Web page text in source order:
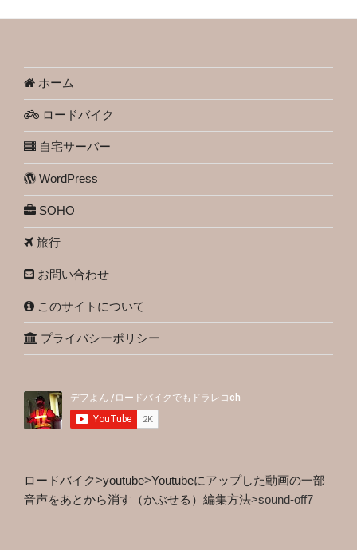
ホーム
ロードバイク
自宅サーバー
WordPress
SOHO
旅行
お問い合わせ
このサイトについて
プライバシーポリシー
ロードバイク>youtube>Youtubeにアップした動画の一部
音声をあとから消す（かぶせる）編集方法>sound-off7